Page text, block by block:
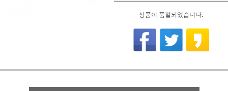
상품이 품절되었습니다.